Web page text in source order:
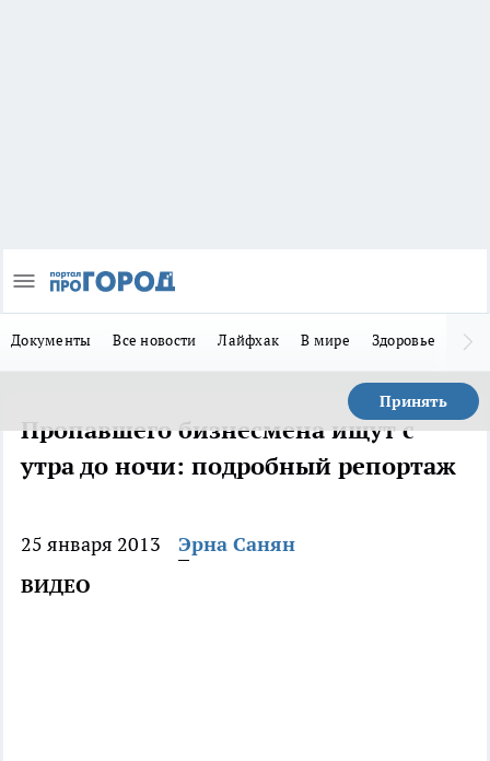
Документы Все новости Лайфхак В мире Здоровье
Принять
Пропавшего бизнесмена ищут с
утра до ночи: подробный репортаж
25 января 2013
Эрна Санян
ВИДЕО